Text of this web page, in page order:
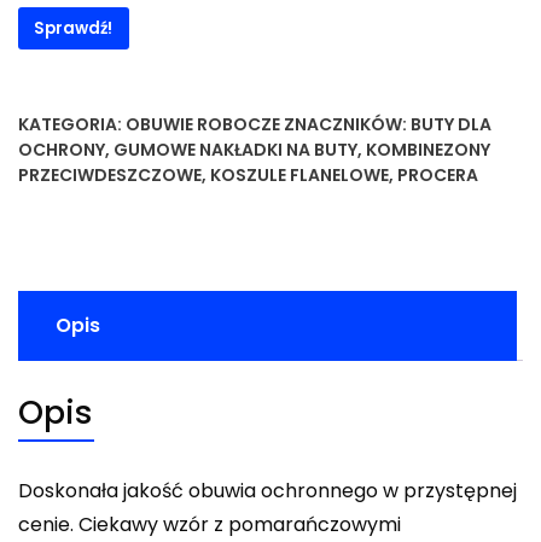
Sprawdź!
KATEGORIA: OBUWIE ROBOCZE ZNACZNIKÓW: BUTY DLA
OCHRONY, GUMOWE NAKŁADKI NA BUTY, KOMBINEZONY
PRZECIWDESZCZOWE, KOSZULE FLANELOWE, PROCERA
Opis
Opis
Doskonała jakość obuwia ochronnego w przystępnej
cenie. Ciekawy wzór z pomarańczowymi